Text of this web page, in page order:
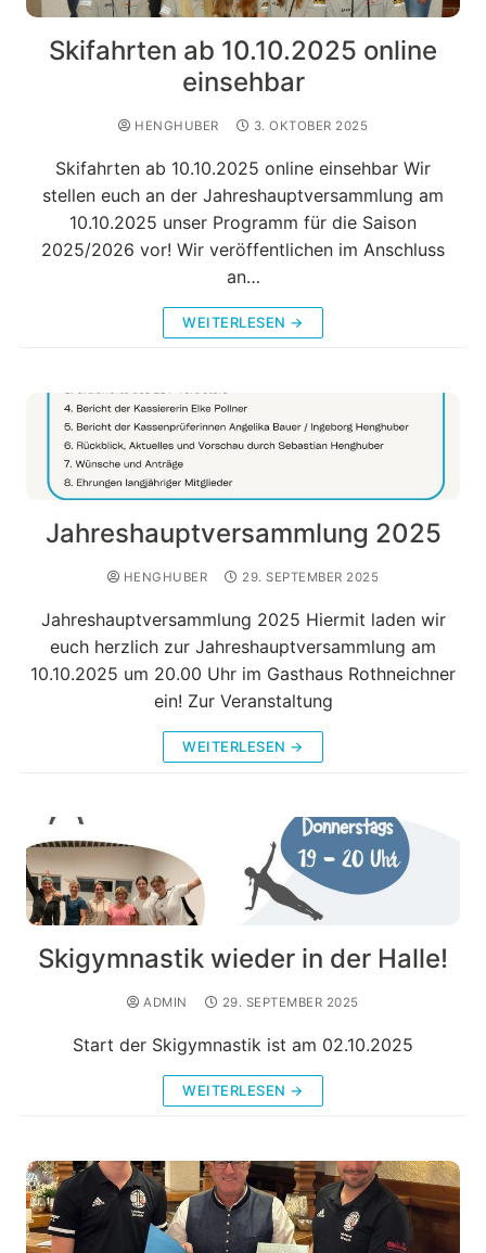
Skifahrten ab 10.10.2025 online
einsehbar
HENGHUBER 3. OKTOBER 2025
Skifahrten ab 10.10.2025 online einsehbar Wir
stellen euch an der Jahreshauptversammlung am
10.10.2025 unser Programm für die Saison
2025/2026 vor! Wir veröffentlichen im Anschluss
an…
WEITERLESEN →
Jahreshauptversammlung 2025
HENGHUBER 29. SEPTEMBER 2025
Jahreshauptversammlung 2025 Hiermit laden wir
euch herzlich zur Jahreshauptversammlung am
10.10.2025 um 20.00 Uhr im Gasthaus Rothneichner
ein! Zur Veranstaltung
WEITERLESEN →
Skigymnastik wieder in der Halle!
ADMIN 29. SEPTEMBER 2025
Start der Skigymnastik ist am 02.10.2025
WEITERLESEN →